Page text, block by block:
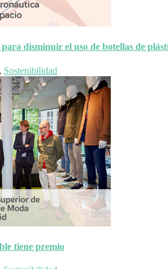
disminuir el uso de botellas de
, Sostenibilidad
tiene premio